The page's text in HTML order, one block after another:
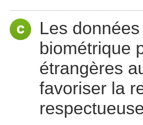
Les
biométrique
étrangères
favoriser la